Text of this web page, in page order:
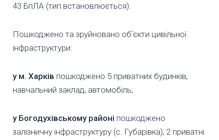
43 БпЛА (тип встановлюється).
Пошкоджено та зруйновано обʼєкти цивільної
інфраструктури:
у м. Харків пошкоджено 5 приватних будинків,
навчальний заклад, автомобіль;
у Богодухівському районі пошкоджено
залізничну інфраструктуру (с. Губарівка), 2 приватні